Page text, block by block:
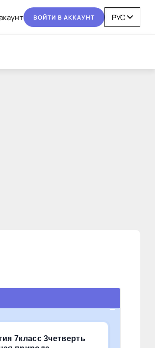
BOЙТИ В AККAУНТ
7класс 3четверть